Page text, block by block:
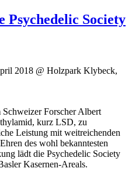
Psychedelic Society
2018 @ Holzpark Klybeck,
Schweizer Forscher Albert
kurz LSD, zu
Leistung mit weitreichenden
des wohl bekanntesten
lädt die Psychedelic Society
Kasernen-Areals.